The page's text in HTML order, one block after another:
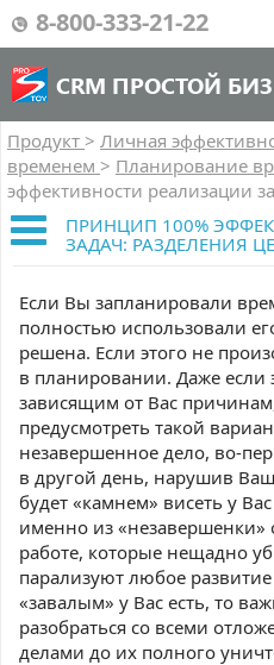
8-800-333-21-22
CRM ПРОСТОЙ
Продукт > Личная
временем > Планирование
эффективности реализации
ПРИНЦИП 100%
ЗАДАЧ: РАЗДЕЛЕНИЯ
Если Вы запланировали
полностью использовали
решена. Если этого не
в планировании. Даже если
зависящим от Вас
предусмотреть такой
незавершенное дело, во-
в другой день, нарушив
будет «камнем» висеть у
именно из «незавершенки»
работе, которые нещадно
парализуют любое
«завалым» у Вас есть, то
разобраться со всеми
делами до их полного